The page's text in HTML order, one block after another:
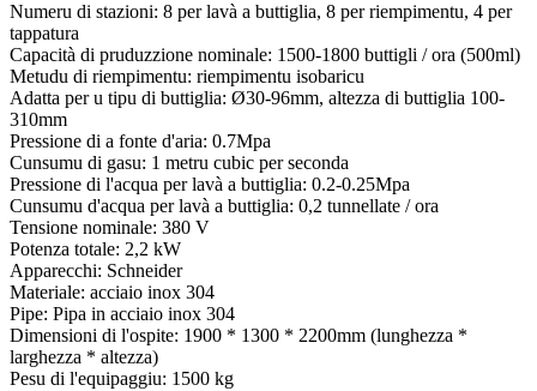
Numeru di stazioni: 8 per lavà a buttiglia, 8 per riempimentu, 4 per
tappatura
Capacità di pruduzzione nominale: 1500-1800 buttigli / ora (500ml)
Metudu di riempimentu: riempimentu isobaricu
Adatta per u tipu di buttiglia: Ø30-96mm, altezza di buttiglia 100-
310mm
Pressione di a fonte d'aria: 0.7Mpa
Cunsumu di gasu: 1 metru cubic per seconda
Pressione di l'acqua per lavà a buttiglia: 0.2-0.25Mpa
Cunsumu d'acqua per lavà a buttiglia: 0,2 tunnellate / ora
Tensione nominale: 380 V
Potenza totale: 2,2 kW
Apparecchi: Schneider
Materiale: acciaio inox 304
Pipe: Pipa in acciaio inox 304
Dimensioni di l'ospite: 1900 * 1300 * 2200mm (lunghezza *
larghezza * altezza)
Pesu di l'equipaggiu: 1500 kg